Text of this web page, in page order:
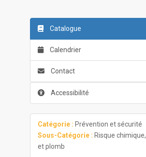
Catalogue
Calendrier
Contact
Accessibilité
Catégorie : Prévention et sécurité
Sous-Catégorie : Risque
et plomb